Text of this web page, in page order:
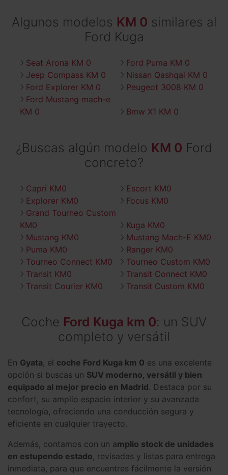
Algunos modelos KM 0 similares al
Ford Kuga
Seat Arona KM 0
Ford Puma KM 0
Jeep Compass KM 0
Nissan Qashqai KM 0
Ford Explorer KM 0
Peugeot 3008 KM 0
Ford Mustang mach-e
KM 0
Bmw X1 KM 0
¿Buscas algún modelo KM 0 Ford
concreto?
Capri KM0
Escort KM0
Explorer KM0
Focus KM0
Grand Tourneo Custom
KM0
Kuga KM0
Mustang KM0
Mustang Mach-E KM0
Puma KM0
Ranger KM0
Tourneo Connect KM0
Tourneo Custom KM0
Transit KM0
Transit Connect KM0
Transit Courier KM0
Transit Custom KM0
Coche Ford Kuga km 0: un SUV
completo y versátil
En Gyata, el coche Ford Kuga km 0 es una excelente
opción si buscas un SUV moderno, versátil y bien
equipado al mejor precio en Madrid. Destaca por su
confort, su amplio espacio interior y su avanzada
tecnología, ofreciendo una conducción segura y
eficiente en cualquier trayecto.
Además, contamos con un amplio stock de unidades
en estupendo estado, revisadas y listas para entrega
inmediata, para que encuentres fácilmente la versión